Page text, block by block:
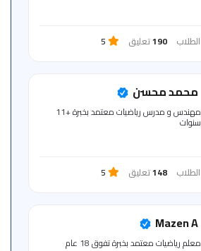
الطلاب 190تعليق 5
محمد محسن
مهندس و مدرس رياضيات معتمد بخبرة +11
سنوات
الطلاب 148تعليق 5
Mazen A
معلم رياضيات معتمد بخبرة تفوق 18 عام